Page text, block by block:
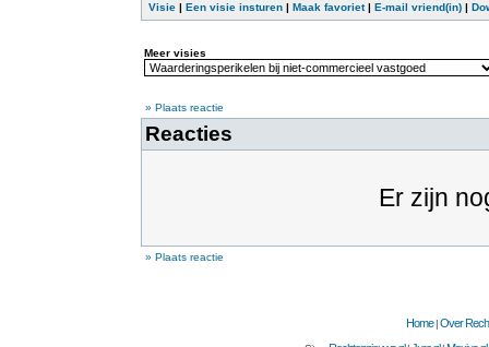
Visie | Een visie insturen | Maak favoriet| E-mail vriend(in) |
Meer visies
» Plaats reactie
Reacties
Er zijn
» Plaats reactie
Home|Over